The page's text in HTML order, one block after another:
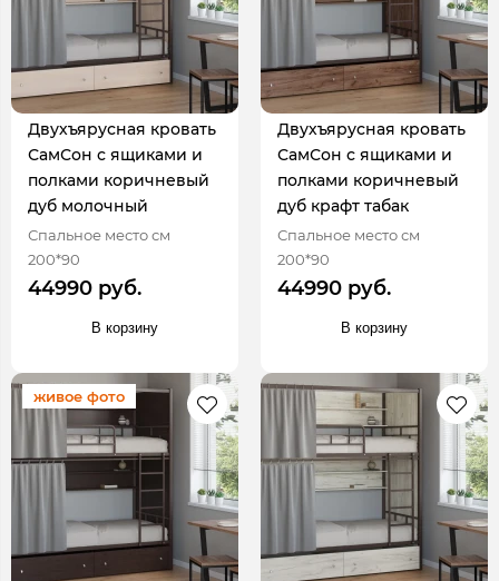
Двухъярусная кровать
СамСон с ящиками и
полками коричневый
дуб молочный
Спальное место см
200*90
44990 руб.
В корзину
Двухъярусная кровать
СамСон с ящиками и
полками коричневый
дуб крафт табак
Спальное место см
200*90
44990 руб.
В корзину
живое фото